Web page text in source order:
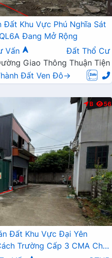
Đất Khu Vực Phú Nghĩa Sát
Đang Mở Rộng
Vấn
Đất Thổ Cư
Giao Thông Thuận Tiện
Đất Ven Đô→
B 56
Đất Khu Vực Đại Yên
Trường Cấp 3 CMA Chỉ